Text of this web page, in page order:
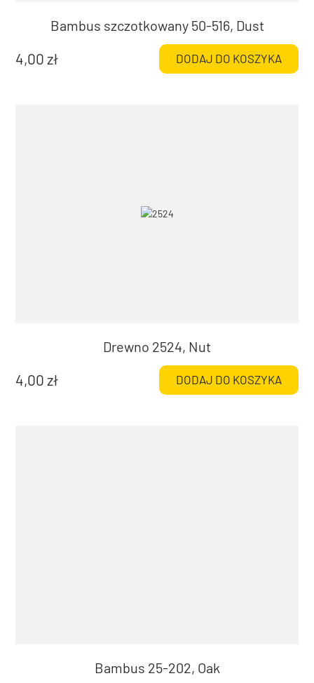
Bambus szczotkowany 50-516, Dust
4,00 zł DODAJ DO KOSZYKA
Drewno 2524, Nut
4,00 zł DODAJ DO KOSZYKA
Bambus 25-202, Oak